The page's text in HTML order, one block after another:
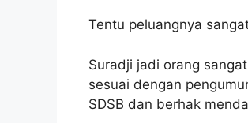
Tentu peluangnya
Suradji jadi orang
sesuai dengan
SDSB dan berhak